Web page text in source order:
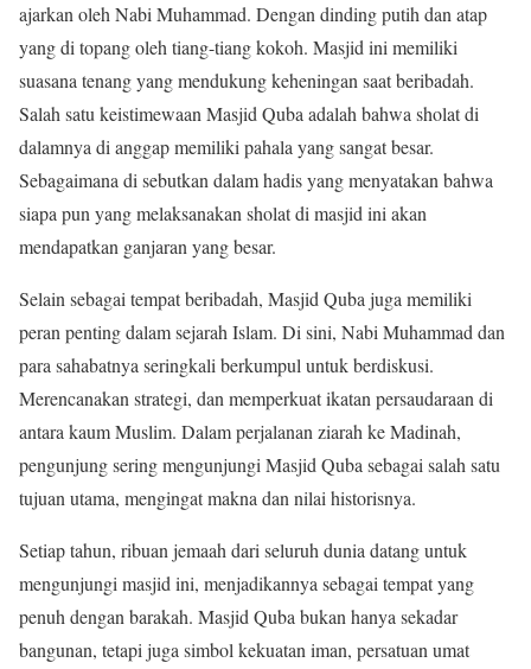
ajarkan oleh Nabi Muhammad. Dengan dinding putih dan atap
yang di topang oleh tiang-tiang kokoh. Masjid ini memiliki
suasana tenang yang mendukung keheningan saat beribadah.
Salah satu keistimewaan Masjid Quba adalah bahwa sholat di
dalamnya di anggap memiliki pahala yang sangat besar.
Sebagaimana di sebutkan dalam hadis yang menyatakan bahwa
siapa pun yang melaksanakan sholat di masjid ini akan
mendapatkan ganjaran yang besar.
Selain sebagai tempat beribadah, Masjid Quba juga memiliki
peran penting dalam sejarah Islam. Di sini, Nabi Muhammad dan
para sahabatnya seringkali berkumpul untuk berdiskusi.
Merencanakan strategi, dan memperkuat ikatan persaudaraan di
antara kaum Muslim. Dalam perjalanan ziarah ke Madinah,
pengunjung sering mengunjungi Masjid Quba sebagai salah satu
tujuan utama, mengingat makna dan nilai historisnya.
Setiap tahun, ribuan jemaah dari seluruh dunia datang untuk
mengunjungi masjid ini, menjadikannya sebagai tempat yang
penuh dengan barakah. Masjid Quba bukan hanya sekadar
bangunan, tetapi juga simbol kekuatan iman, persatuan umat